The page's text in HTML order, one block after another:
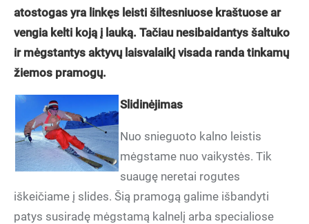
atostogas yra linkęs leisti šiltesniuose kraštuose ar
vengia kelti koją į lauką. Tačiau nesibaidantys šaltuko
ir mėgstantys aktyvų laisvalaikį visada randa tinkamų
žiemos pramogų.
Slidinėjimas
Nuo snieguoto kalno leistis
mėgstame nuo vaikystės. Tik
suaugę neretai rogutes
iškeičiame į slides. Šią pramogą galime išbandyti
patys susiradę mėgstamą kalnelį arba specialiose